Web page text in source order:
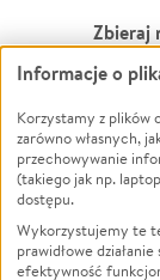
Zbieraj
Pożar
Pomoc
Informacje o
Korzystamy z plików
zarówno własnych,
przechowywanie
(takiego jak np.
dostępu.
Wykorzystujemy te
prawidłowe
efektywność